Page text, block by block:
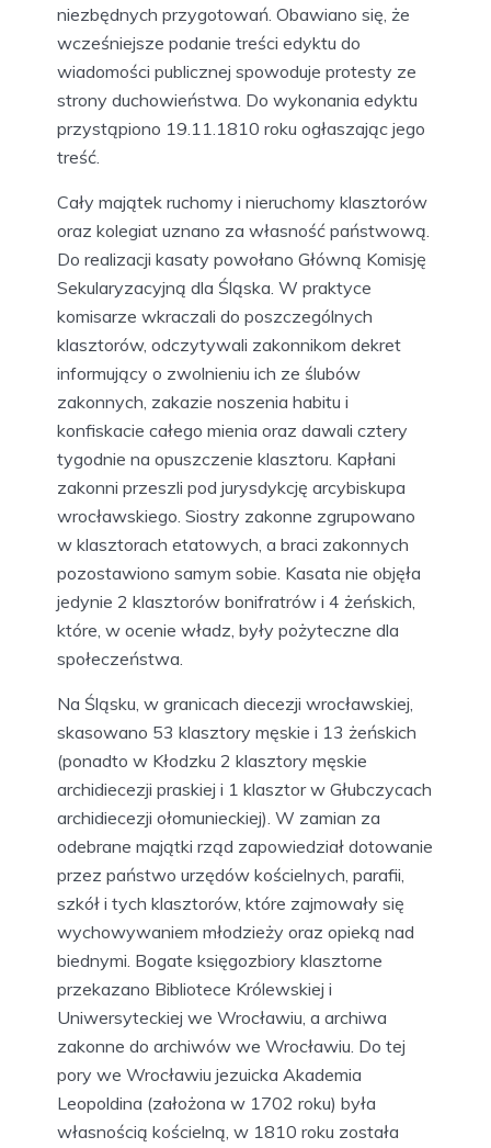
niezbędnych przygotowań. Obawiano się, że
wcześniejsze podanie treści edyktu do
wiadomości publicznej spowoduje protesty ze
strony duchowieństwa. Do wykonania edyktu
przystąpiono 19.11.1810 roku ogłaszając jego
treść.
Cały majątek ruchomy i nieruchomy klasztorów
oraz kolegiat uznano za własność państwową.
Do realizacji kasaty powołano Główną Komisję
Sekularyzacyjną dla Śląska. W praktyce
komisarze wkraczali do poszczególnych
klasztorów, odczytywali zakonnikom dekret
informujący o zwolnieniu ich ze ślubów
zakonnych, zakazie noszenia habitu i
konfiskacie całego mienia oraz dawali cztery
tygodnie na opuszczenie klasztoru. Kapłani
zakonni przeszli pod jurysdykcję arcybiskupa
wrocławskiego. Siostry zakonne zgrupowano
w klasztorach etatowych, a braci zakonnych
pozostawiono samym sobie. Kasata nie objęła
jedynie 2 klasztorów bonifratrów i 4 żeńskich,
które, w ocenie władz, były pożyteczne dla
społeczeństwa.
Na Śląsku, w granicach diecezji wrocławskiej,
skasowano 53 klasztory męskie i 13 żeńskich
(ponadto w Kłodzku 2 klasztory męskie
archidiecezji praskiej i 1 klasztor w Głubczycach
archidiecezji ołomunieckiej). W zamian za
odebrane majątki rząd zapowiedział dotowanie
przez państwo urzędów kościelnych, parafii,
szkół i tych klasztorów, które zajmowały się
wychowywaniem młodzieży oraz opieką nad
biednymi. Bogate księgozbiory klasztorne
przekazano Bibliotece Królewskiej i
Uniwersyteckiej we Wrocławiu, a archiwa
zakonne do archiwów we Wrocławiu. Do tej
pory we Wrocławiu jezuicka Akademia
Leopoldina (założona w 1702 roku) była
własnością kościelną, w 1810 roku została